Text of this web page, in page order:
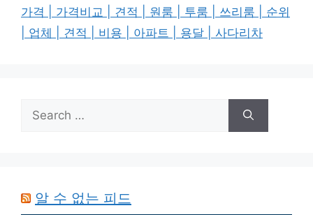
가격 | 가격비교 | 견적 | 원룸 | 투룸 | 쓰리룸 | 순위
| 업체 | 견적 | 비용 | 아파트 | 용달 | 사다리차
for:
알 수 없는 피드